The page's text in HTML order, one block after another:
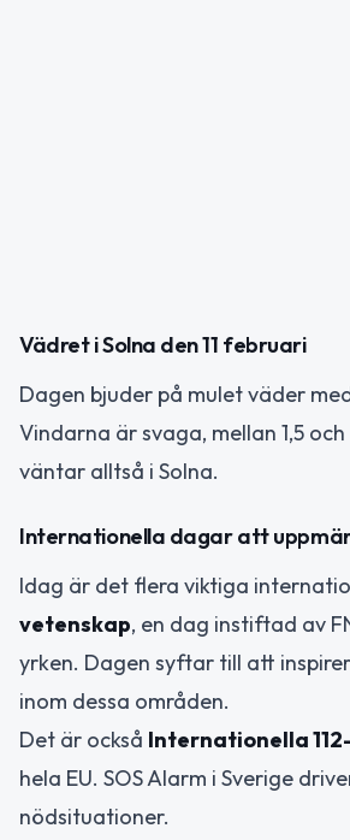
Vädret i Solna den 11 februari
Dagen bjuder på mulet väder
Vindarna är svaga, mellan 1,5
väntar alltså i Solna.
Internationella dagar att
Idag är det flera viktiga
vetenskap, en dag instiftad av
yrken. Dagen syftar till att
inom dessa områden.
Det är också Internationella
hela EU. SOS Alarm i Sverige
nödsituationer.